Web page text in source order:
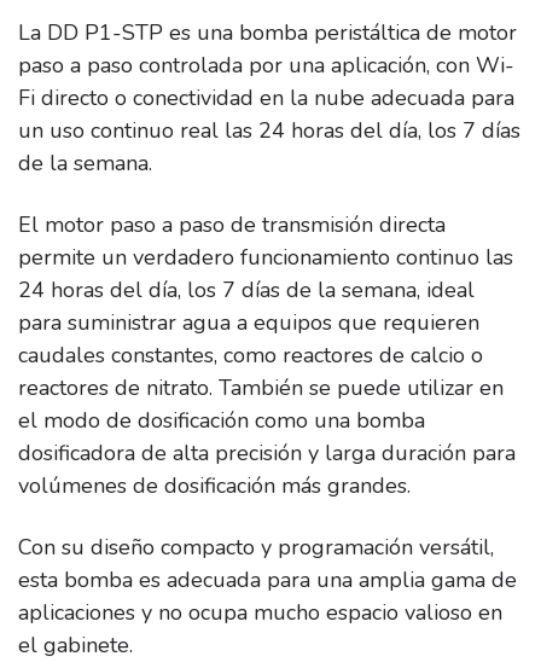
La DD P1-STP es una bomba peristáltica de motor
paso a paso controlada por una aplicación, con Wi-
Fi directo o conectividad en la nube adecuada para
un uso continuo real las 24 horas del día, los 7 días
de la semana.
El motor paso a paso de transmisión directa
permite un verdadero funcionamiento continuo las
24 horas del día, los 7 días de la semana, ideal
para suministrar agua a equipos que requieren
caudales constantes, como reactores de calcio o
reactores de nitrato. También se puede utilizar en
el modo de dosificación como una bomba
dosificadora de alta precisión y larga duración para
volúmenes de dosificación más grandes.
Con su diseño compacto y programación versátil,
esta bomba es adecuada para una amplia gama de
aplicaciones y no ocupa mucho espacio valioso en
el gabinete.